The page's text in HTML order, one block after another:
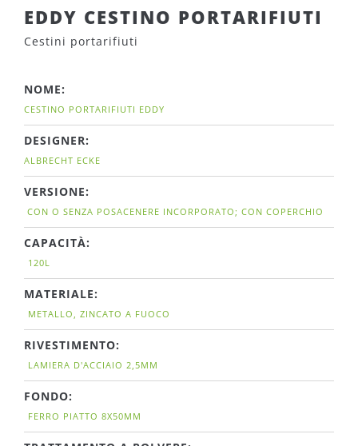
EDDY CESTINO PORTARIFIUTI
Cestini portarifiuti
NOME:
CESTINO PORTARIFIUTI EDDY
DESIGNER:
ALBRECHT ECKE
VERSIONE:
CON O SENZA POSACENERE INCORPORATO; CON COPERCHIO
CAPACITÀ:
120L
MATERIALE:
METALLO, ZINCATO A FUOCO
RIVESTIMENTO:
LAMIERA D'ACCIAIO 2,5MM
FONDO:
FERRO PIATTO 8X50MM